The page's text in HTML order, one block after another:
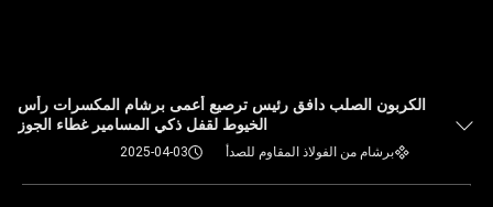
الكربون الصلب دافق رئيس ترصيع أعمى برشام المكسرات رأس
الخيوط لقفل ذكي المسامير غطاء الجوز
برشام من الفولاذ المقاوم للصدأ 2025-04-03